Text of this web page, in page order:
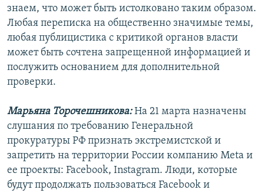
знаем, что может быть истолковано таким образом.
Любая переписка на общественно значимые темы,
любая публицистика с критикой органов власти
может быть сочтена запрещенной информацией и
послужить основанием для дополнительной
проверки.
Марьяна Торочешникова:На 21 марта назначены
слушания по требованию Генеральной
прокуратуры РФ признать экстремистской и
запретить на территории России компанию Meta и
ее проекты: Facebook, Instagram. Люди, которые
будут продолжать пользоваться Facebook и